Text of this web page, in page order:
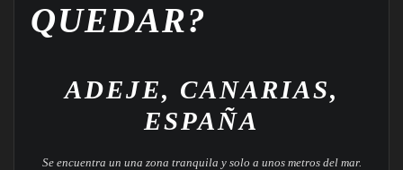
QUEDAR?
ADEJE, CANARIAS,
ESPAÑA
Se encuentra un una zona tranquila y solo a unos metros del mar.